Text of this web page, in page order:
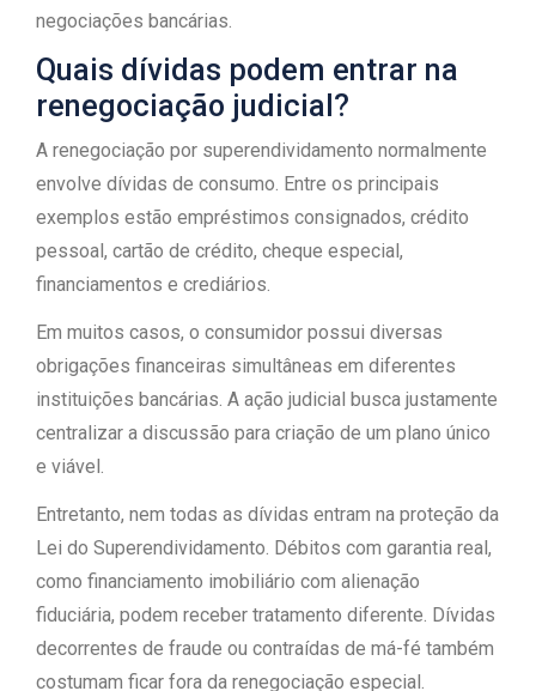
negociações bancárias.
Quais dívidas podem entrar na
renegociação judicial?
A renegociação por superendividamento normalmente
envolve dívidas de consumo. Entre os principais
exemplos estão empréstimos consignados, crédito
pessoal, cartão de crédito, cheque especial,
financiamentos e crediários.
Em muitos casos, o consumidor possui diversas
obrigações financeiras simultâneas em diferentes
instituições bancárias. A ação judicial busca justamente
centralizar a discussão para criação de um plano único
e viável.
Entretanto, nem todas as dívidas entram na proteção da
Lei do Superendividamento. Débitos com garantia real,
como financiamento imobiliário com alienação
fiduciária, podem receber tratamento diferente. Dívidas
decorrentes de fraude ou contraídas de má-fé também
costumam ficar fora da renegociação especial.